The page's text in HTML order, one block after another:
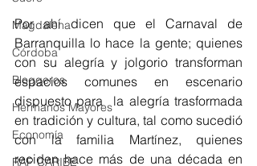
Magdalena
Córdoba
Bloggeros
Hermanos Mayores
Economía
RAP CARIBE
Por ahí dicen que el Carnaval de
Barranquilla lo hace la gente; quienes
con su alegría y jolgorio transforman
espacios comunes en escenario
dispuesto para  la alegría trasformada
en tradición y cultura, tal como sucedió
con la familia Martínez, quienes
reciden hace más de una década en